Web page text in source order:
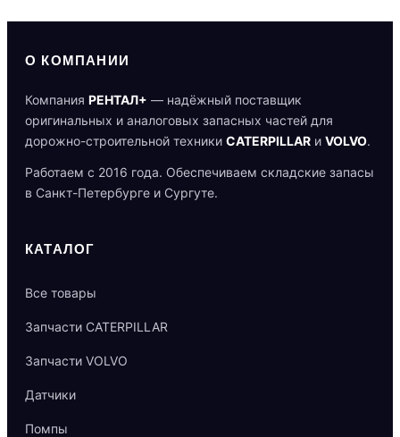
О КОМПАНИИ
Компания РЕНТАЛ+ — надёжный поставщик
оригинальных и аналоговых запасных частей для
дорожно-строительной техники CATERPILLAR и VOLVO.
Работаем с 2016 года. Обеспечиваем складские запасы
в Санкт-Петербурге и Сургуте.
КАТАЛОГ
Все товары
Запчасти CATERPILLAR
Запчасти VOLVO
Датчики
Помпы